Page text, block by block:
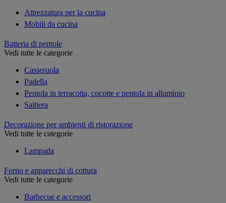
Attrezzatura per la cucina
Mobili da cucina
Batteria di pentole
Vedi tutte le categorie
Casseruola
Padella
Pentola in terracotta, cocotte e pentola in alluminio
Saltiera
Decorazione per ambienti di ristorazione
Vedi tutte le categorie
Lampada
Forno e apparecchi di cottura
Vedi tutte le categorie
Barbecue e accessori